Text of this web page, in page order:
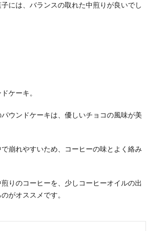
には、バランスの取れた中煎りが良いでし
ケーキ。
ウンドケーキは、優しいチョコの風味が美
崩れやすいため、コーヒーの味とよく絡み
りのコーヒーを、少しコーヒーオイルの出
がオススメです。